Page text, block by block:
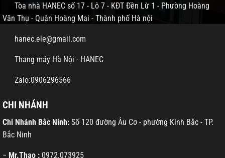
Tòa nhà HANEC số 17 - Lô 7 - KĐT Đền Lừ 1 - Phường Hoàng
Văn Thụ - Quận Hoàng Mai - Thành phố Hà nội
hanec.ele@gmail.com
Thang máy Hà Nội - HANEC
Zalo:0906296566
CHI NHÁNH
Chi Nhánh Bắc Ninh: Số 120 đường Âu Cơ - phường Kinh Bắc - TP.
Bắc Ninh
− Mr.Thao : 0972.073925